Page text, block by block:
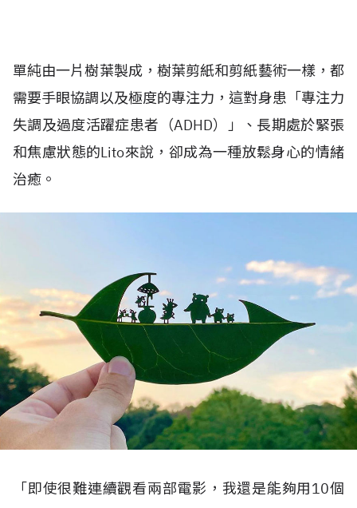
單純由一片樹葉製成，樹葉剪紙和剪紙藝術一樣，都
需要手眼協調以及極度的專注力，這對身患「專注力
失調及過度活躍症患者（ADHD）」、長期處於緊張
和焦慮狀態的Lito來說，卻成為一種放鬆身心的情緒
治癒。
「即使很難連續觀看兩部電影，我還是能夠用10個